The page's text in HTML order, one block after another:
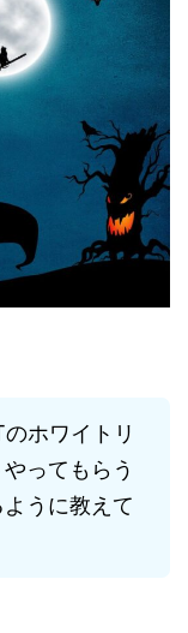
ホワイトリ
ってもらう
うに教えて